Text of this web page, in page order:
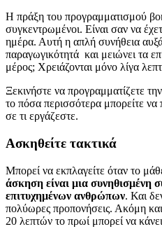
Η πράξη του προγραμματισμού
συγκεντρωμένοι. Είναι σαν να
ημέρα. Αυτή η απλή συνήθεια
παραγωγικότητά και μειώνει τα
μέρος; Χρειάζονται μόνο λίγα
Ξεκινήστε να προγραμματίζετε
το πόσα περισσότερα μπορείτε να
σε τι εργάζεστε.
Ασκηθείτε τακτικά
Μπορεί να εκπλαγείτε όταν το
άσκηση είναι μια συνηθισμένη
επιτυχημένων ανθρώπων. Και
πολύωρες προπονήσεις. Ακόμη
20 λεπτών το πρωί μπορεί να